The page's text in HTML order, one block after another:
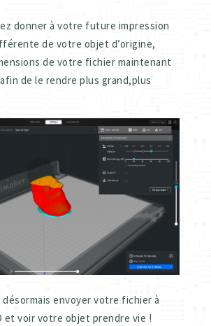
donner à votre future impression
de votre objet d’origine,
de votre fichier maintenant
de le rendre plus grand,plus
désormais envoyer votre fichier à
et voir votre objet prendre vie !